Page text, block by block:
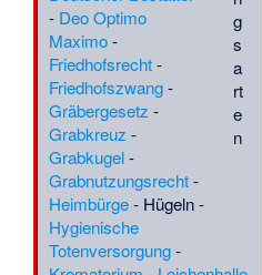
Maliana·Parkfriedhof
Solingen
02. Jan.:
Diakoniefriedhof
Neuendettelsau
Massaker von
Charterhouse Warren
01. Jan.:Anschlag in
New Orleans 2025·
Dorffriedhof
Neuendettelsau
g
s
a
rt
e
n
- Deo Optimo
Maximo-
Friedhofsrecht-
Friedhofszwang-
Gräbergesetz -
Grabkreuz -
Grabkugel-
Grabnutzungsrecht-
Heimbürge- Hügeln-
Hygienische
Totenversorgung-